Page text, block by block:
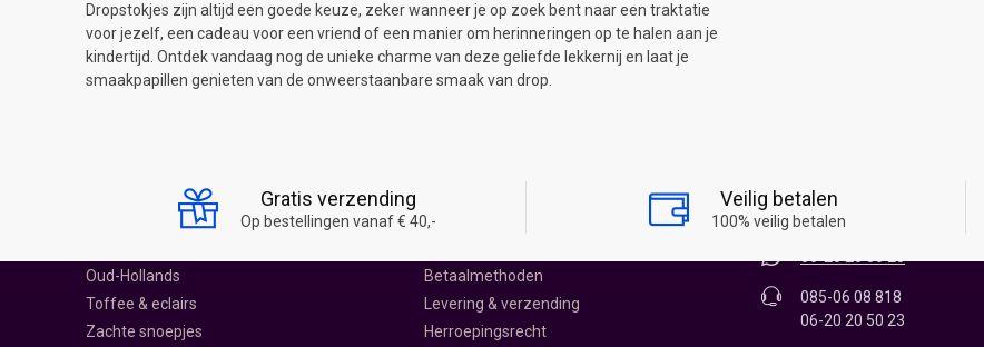
Dropstokjes zijn altijd een goede keuze, zeker wanneer je op zoek bent naar een traktatie
voor jezelf, een cadeau voor een vriend of een manier om herinneringen op te halen aan je
kindertijd. Ontdek vandaag nog de unieke charme van deze geliefde lekkernij en laat je
smaakpapillen genieten van de onweerstaanbare smaak van drop.
Gratis verzending
Op bestellingen vanaf € 40,-
Veilig betalen
100% veilig betalen
Harde snoepjes
Oud-Hollands
Toffee & eclairs
Zachte snoepjes
Ontdek Snoepwinkel
Betaalmethoden
Levering & verzending
Herroepingsrecht
James Wattstraat 12 - 0.11
1704RR Heerhugowaard
085-06 08 818
06-20 20 50 23